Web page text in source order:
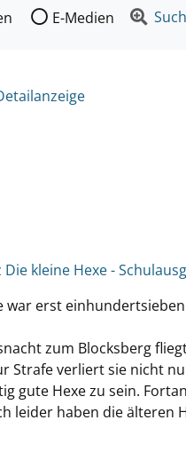
der Sie suchen wollen.
E-Medien
Die kleine Hexe -
war erst
zum Blocksberg
Strafe verliert sie nicht
gute Hexe zu sein.
leider haben die älteren